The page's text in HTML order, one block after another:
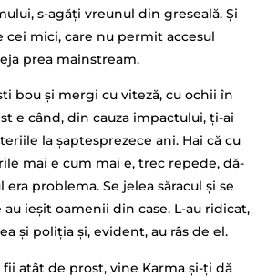
s-agăți vreunul din greșeală. Și
cei mici, care nu permit accesul
prea mainstream.
bou și mergi cu viteză, cu ochii în
e când, din cauza impactului, ți-ai
la șaptesprezece ani. Hai că cu
mai e cum mai e, trec repede, dă-
era problema. Se jelea săracul și se
au ieșit oamenii din case. L-au ridicat,
și poliția și, evident, au râs de el.
fii atât de prost, vine Karma și-ți dă